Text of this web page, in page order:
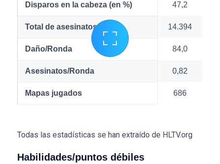
Disparos en la cabeza (en %) 47,2
Total de asesinatos 14.394
Daño/Ronda 84,0
Asesinatos/Ronda 0,82
Mapas jugados 686
Todas las estadísticas se han extraído de HLTV.org
Habilidades/puntos débiles